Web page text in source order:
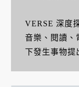
VERSE 深度
音樂、閱讀、
下發生事物提